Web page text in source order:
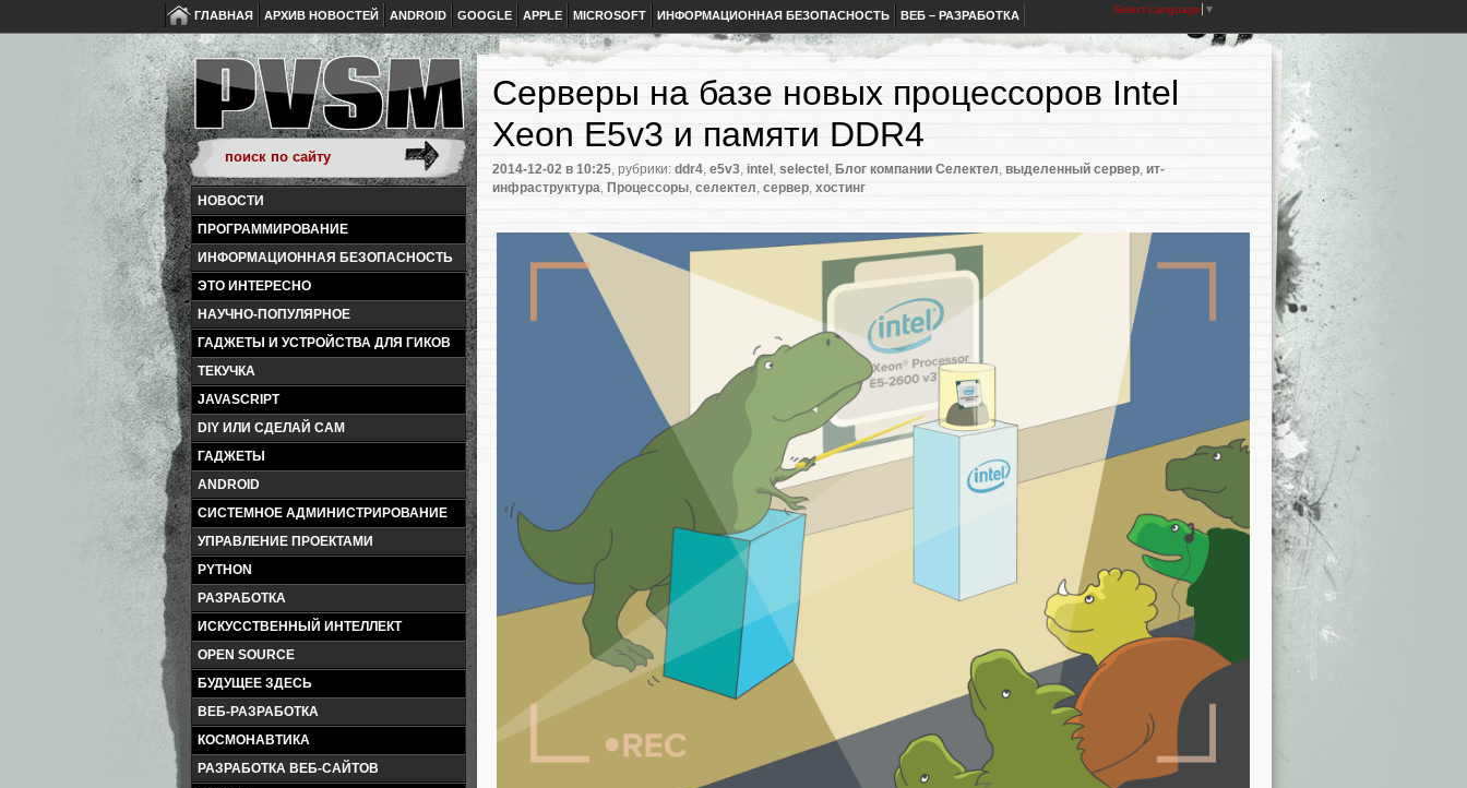
ГЛАВНАЯ АРХИВ НОВОСТЕЙ ANDROID GOOGLE APPLE MICROSOFT ИНФОРМАЦИОННАЯ БЕЗОПАСНОСТЬ ВЕБ – РАЗРАБОТКА Select Language ▼
НОВОСТИ
ПРОГРАММИРОВАНИЕ
ИНФОРМАЦИОННАЯ БЕЗОПАСНОСТЬ
ЭТО ИНТЕРЕСНО
НАУЧНО-ПОПУЛЯРНОЕ
ГАДЖЕТЫ И УСТРОЙСТВА ДЛЯ ГИКОВ
ТЕКУЧКА
JAVASCRIPT
DIY ИЛИ СДЕЛАЙ САМ
ГАДЖЕТЫ
ANDROID
СИСТЕМНОЕ АДМИНИСТРИРОВАНИЕ
УПРАВЛЕНИЕ ПРОЕКТАМИ
PYTHON
РАЗРАБОТКА
ИСКУССТВЕННЫЙ ИНТЕЛЛЕКТ
OPEN SOURCE
БУДУЩЕЕ ЗДЕСЬ
ВЕБ-РАЗРАБОТКА
КОСМОНАВТИКА
РАЗРАБОТКА ВЕБ-САЙТОВ
Серверы на базе новых процессоров Intel
Xeon E5v3 и памяти DDR4
2014-12-02 в 10:25, рубрики: ddr4, e5v3, intel , selectel , Блог компании Селектел, выделенный сервер, ит-
инфраструктура, Процессоры, селектел, сервер, хостинг